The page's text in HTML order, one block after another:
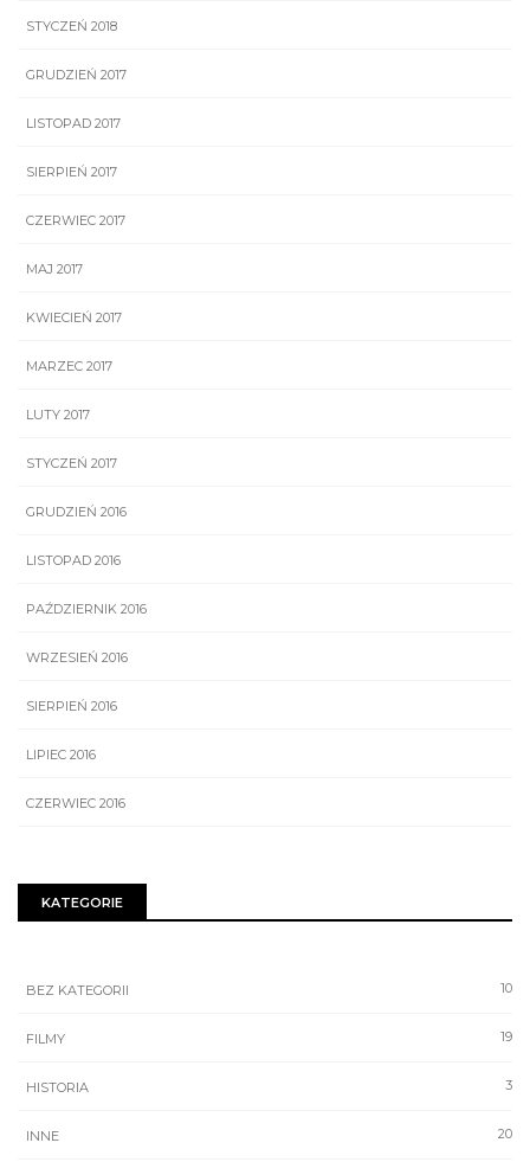
STYCZEŃ 2018
GRUDZIEŃ 2017
LISTOPAD 2017
SIERPIEŃ 2017
CZERWIEC 2017
MAJ 2017
KWIECIEŃ 2017
MARZEC 2017
LUTY 2017
STYCZEŃ 2017
GRUDZIEŃ 2016
LISTOPAD 2016
PAŹDZIERNIK 2016
WRZESIEŃ 2016
SIERPIEŃ 2016
LIPIEC 2016
CZERWIEC 2016
KATEGORIE
10
BEZ KATEGORII
19
FILMY
3
HISTORIA
20
INNE